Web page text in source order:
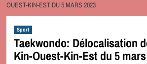
OUEST-KIN-EST DU 5 MARS 2023
Sport
Taekwondo: Délocalisation
Kin-Ouest-Kin-Est du 5